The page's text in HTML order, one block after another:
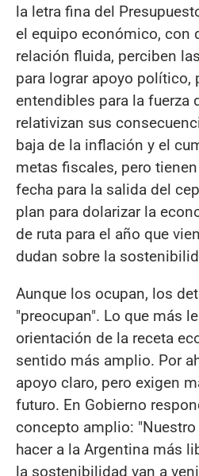
la letra fina del
el equipo económico, con
relación fluida, perciben
para lograr apoyo político,
entendibles para la fuerza
relativizan sus
baja de la inflación y el
metas fiscales, pero
fecha para la salida del
plan para dolarizar la
de ruta para el año que
dudan sobre la
Aunque los ocupan, los
"preocupan". Lo que más
orientación de la receta
sentido más amplio. Por
apoyo claro, pero exigen
futuro. En Gobierno
concepto amplio:
hacer a la Argentina más
la sostenibilidad van a